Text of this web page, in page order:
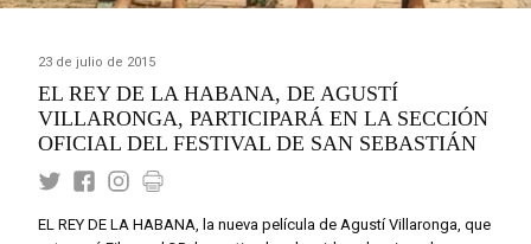
23 de julio de 2015
EL REY DE LA HABANA, DE AGUSTÍ
VILLARONGA, PARTICIPARÁ EN LA SECCIÓN
OFICIAL DEL FESTIVAL DE SAN SEBASTIÁN
EL REY DE LA HABANA, la nueva película de Agustí Villaronga, que